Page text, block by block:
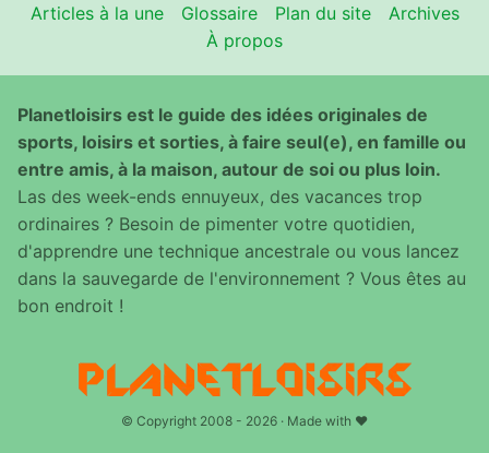
Articles à la une Glossaire Plan du site
Archives
À propos
Planetloisirs est le guide des idées originales de
sports, loisirs et sorties, à faire seul(e), en famille ou
entre amis, à la maison, autour de soi ou plus loin.
Las des week-ends ennuyeux, des vacances trop
ordinaires ? Besoin de pimenter votre quotidien,
d'apprendre une technique ancestrale ou vous lancez
dans la sauvegarde de l'environnement ? Vous êtes au
bon endroit !
© Copyright 2008 - 2026 · Made with ♥